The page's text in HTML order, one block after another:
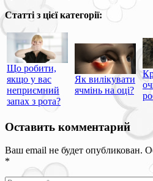
Статті з цієї категорії:
Що робити,
якщо у вас
неприємний
запах з рота?
Як вилікувати
ячмінь на оці?
Оставить комментарий
Ваш email не будет опубликован.
*